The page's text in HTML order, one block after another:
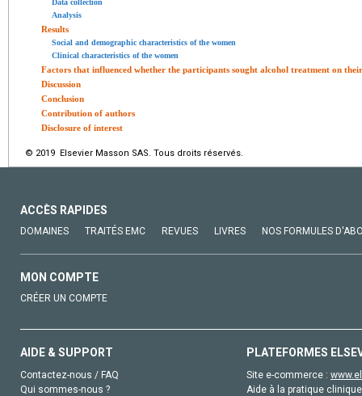
Data collection
Analysis
Results
Social and demographic characteristics of the women
Clinical characteristics of the women
Factors that influenced whether the participants sought alcohol treatment on
Discussion
Conclusion
Contribution of authors
Disclosure of interest
© 2019 Elsevier Masson SAS. Tous droits réservés.
ACCÈS RAPIDES
DOMAINES TRAITÉS EMC REVUES LIVRES NOS FORMULES
MON COMPTE
CRÉER UN COMPTE
AIDE & SUPPORT
Contactez-nous / FAQ
Qui sommes-nous ?
PLATEFORMES
Site e-commerce :
Aide à la pratique